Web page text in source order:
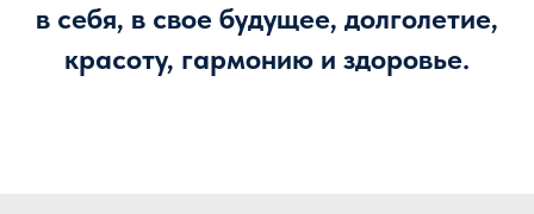
в себя, в свое будущее, долголетие,
красоту, гармонию и здоровье.